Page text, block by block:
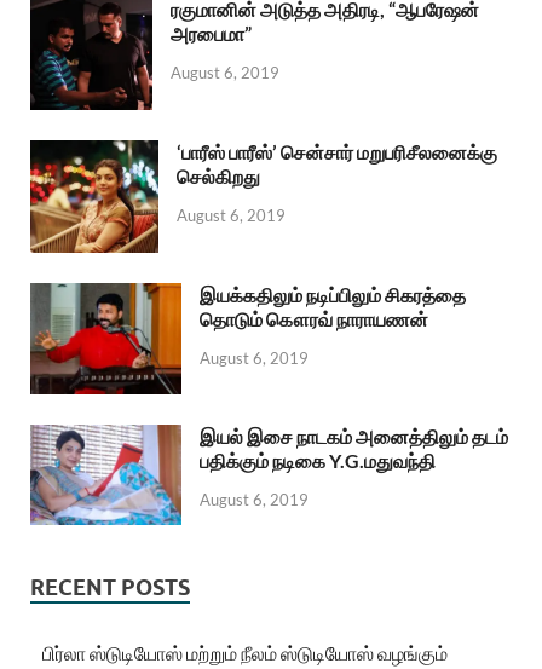
ரகுமானின் அடுத்த அதிரடி, “ஆபரேஷன்
அரபைமா”
August 6, 2019
‘பாரீஸ் பாரீஸ்’ சென்சார் மறுபரிசீலனைக்கு
செல்கிறது
August 6, 2019
இயக்கதிலும் நடிப்பிலும் சிகரத்தை
தொடும் கௌரவ் நாராயணன்
August 6, 2019
இயல் இசை நாடகம் அனைத்திலும் தடம்
பதிக்கும் நடிகை Y.G.மதுவந்தி
August 6, 2019
RECENT POSTS
பிர்லா ஸ்டுடியோஸ் மற்றும் நீலம் ஸ்டுடியோஸ் வழங்கும்